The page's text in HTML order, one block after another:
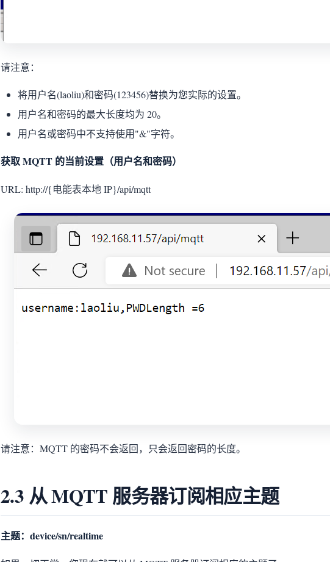
请注意：
将用户名(laoliu)和密码(123456)替换为您实际的设置。
用户名和密码的最大长度均为 20。
用户名或密码中不支持使用"&"字符。
获取 MQTT 的当前设置（用户名和密码）
URL: http://{电能表本地 IP}/api/mqtt
请注意：MQTT 的密码不会返回，只会返回密码的长度。
2.3 从 MQTT 服务器订阅相应主题
主题：device/sn/realtime